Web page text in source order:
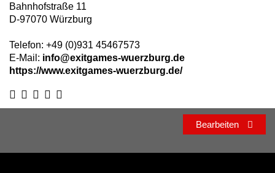
Bahnhofstraße 11
D-97070 Würzburg
Telefon: +49 (0)931 45467573
E-Mail: info@exitgames-wuerzburg.de
https://www.exitgames-wuerzburg.de/
Bearbeiten